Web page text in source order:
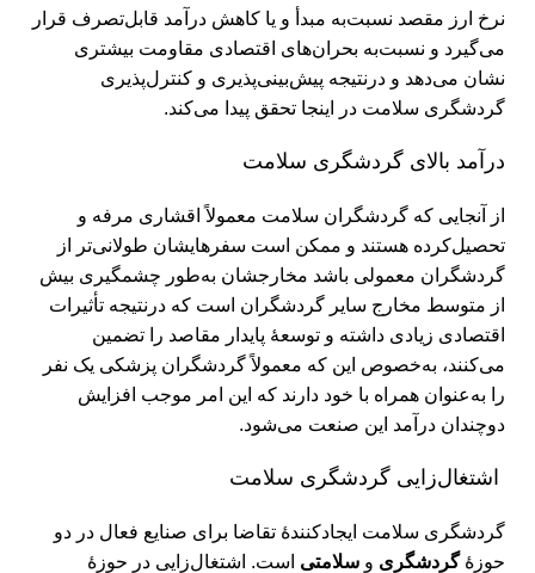
نرخ ارز مقصد نسبت‌به مبدأ و یا کاهش درآمد قابل‌تصرف قرار
می‌گیرد و نسبت‌به بحران‌های اقتصادی مقاومت بیشتری
نشان می‌دهد و درنتیجه پیش‌بینی‌پذیری و کنترل‌پذیری
گردشگری سلامت در اینجا تحقق پیدا می‌کند.
درآمد بالای گردشگری سلامت
از آنجایی که گردشگران سلامت معمولاً اقشاری مرفه و
تحصیل‌کرده هستند و ممکن است سفرهایشان طولانی‌تر از
گردشگران معمولی باشد مخارجشان به‌طور چشمگیری بیش
از متوسط مخارج سایر گردشگران است که درنتیجه تأثیرات
اقتصادی زیادی داشته و توسعۀ پایدار مقاصد را تضمین
می‌کنند، به‌خصوص این که معمولاً گردشگران پزشکی یک نفر
را به‌عنوان همراه با خود دارند که این امر موجب افزایش
دوچندان درآمد این صنعت می‌شود.
اشتغال‌زایی گردشگری سلامت
گردشگری سلامت ایجاد‌کنندۀ تقاضا برای صنایع فعال در دو
حوزۀگردشگری و سلامتی است. اشتغال‌زایی در حوزۀ